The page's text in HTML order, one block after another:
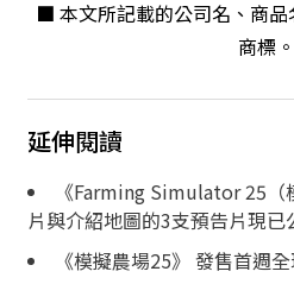
■ 本文所記載的公司名、商
商標。
延伸閱讀
《Farming Simulator 25
片與介紹地圖的3支預告片現已
《模擬農場25》 發售首週